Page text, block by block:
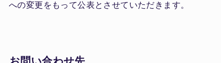
への変更をもって公表とさせていただきます。